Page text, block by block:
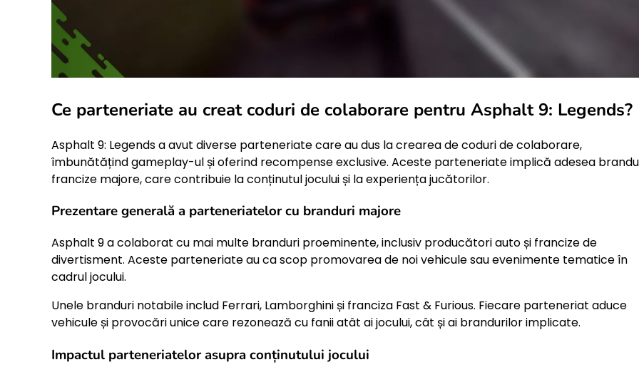
Ce parteneriate au creat coduri de colaborare pentru Asphalt 9: Legends?
Asphalt 9: Legends a avut diverse parteneriate care au dus la crearea de coduri de colaborare,
îmbunătățind gameplay-ul și oferind recompense exclusive. Aceste parteneriate implică adesea
francize majore, care contribuie la conținutul jocului și la experiența jucătorilor.
Prezentare generală a parteneriatelor cu branduri majore
Asphalt 9 a colaborat cu mai multe branduri proeminente, inclusiv producători auto și francize de
divertisment. Aceste parteneriate au ca scop promovarea de noi vehicule sau evenimente tematice în
cadrul jocului.
Unele branduri notabile includ Ferrari, Lamborghini și franciza Fast & Furious. Fiecare parteneriat aduce
vehicule și provocări unice care rezonează cu fanii atât ai jocului, cât și ai brandurilor implicate.
Impactul parteneriatelor asupra conținutului jocului